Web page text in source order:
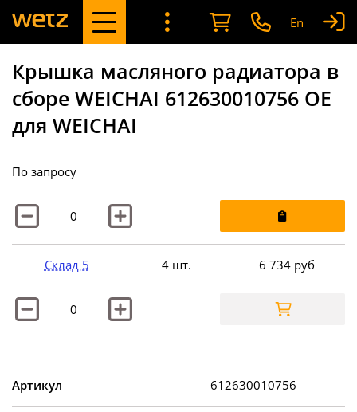
En
Крышка масляного радиатора в
сборе WEICHAI 612630010756 OE
для WEICHAI
По запросу
Склад 5 4 шт. 6 734 руб
Артикул 612630010756